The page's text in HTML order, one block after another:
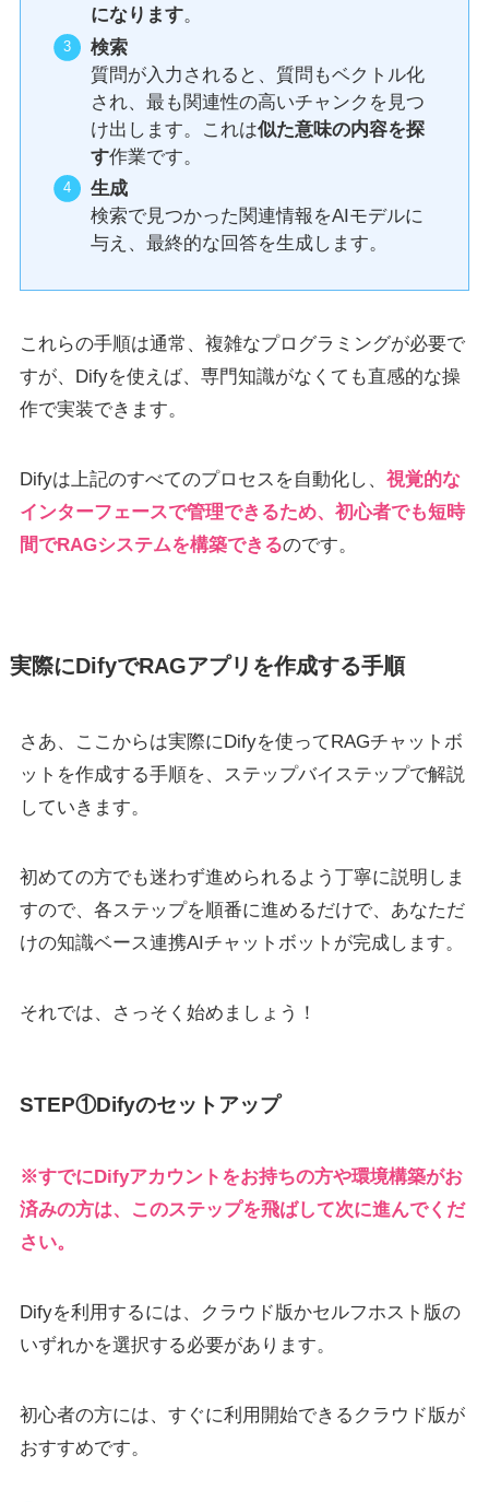
になります。
検索
質問が入力されると、質問もベクトル化
され、最も関連性の高いチャンクを見つ
け出します。これは似た意味の内容を探
す作業です。
生成
検索で見つかった関連情報をAIモデルに
与え、最終的な回答を生成します。
これらの手順は通常、複雑なプログラミングが必要で
すが、Difyを使えば、専門知識がなくても直感的な操
作で実装できます。
Difyは上記のすべてのプロセスを自動化し、 視覚的な
インターフェースで管理できるため、初心者でも短時
間でRAGシステムを構築できるのです。
実際にDifyでRAGアプリを作成する手順
さあ、ここからは実際にDifyを使ってRAGチャットボ
ットを作成する手順を、ステップバイステップで解説
していきます。
初めての方でも迷わず進められるよう丁寧に説明しま
すので、各ステップを順番に進めるだけで、あなただ
けの知識ベース連携AIチャットボットが完成します。
それでは、さっそく始めましょう！
STEP①Difyのセットアップ
※すでにDifyアカウントをお持ちの方や環境構築がお
済みの方は、このステップを飛ばして次に進んでくだ
さい。
Difyを利用するには、クラウド版かセルフホスト版の
いずれかを選択する必要があります。
初心者の方には、すぐに利用開始できるクラウド版が
おすすめです。